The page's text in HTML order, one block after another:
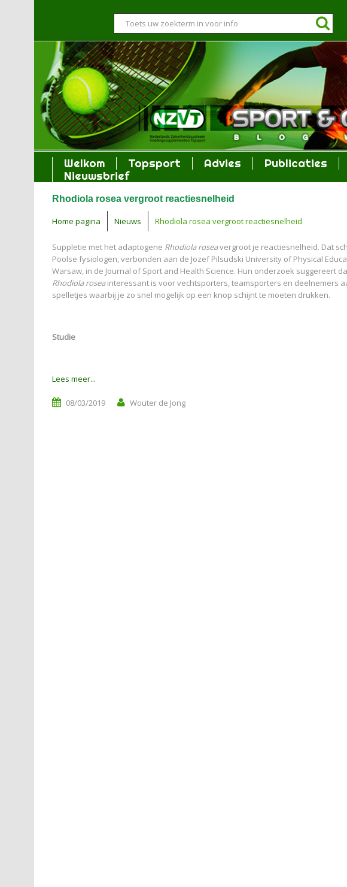
Welkom Topsport Advies Publicaties
Nieuwsbrief
Rhodiola rosea vergroot reactiesnelheid
Home pagina Nieuws Rhodiola rosea vergroot reactiesnelheid
Suppletie met het adaptogene Rhodiola roseavergroot je reactiesnelheid. Dat
Poolse fysiologen, verbonden aan de Jozef Pilsudski University of Physical
Warsaw, in de Journal of Sport and Health Science. Hun onderzoek suggereert
Rhodiola roseainteressant is voor vechtsporters, teamsporters en deelnemers
spelletjes waarbij je zo snel mogelijk op een knop schijnt te moeten drukken.
Studie
Lees meer...
08/03/2019 Wouter de Jong